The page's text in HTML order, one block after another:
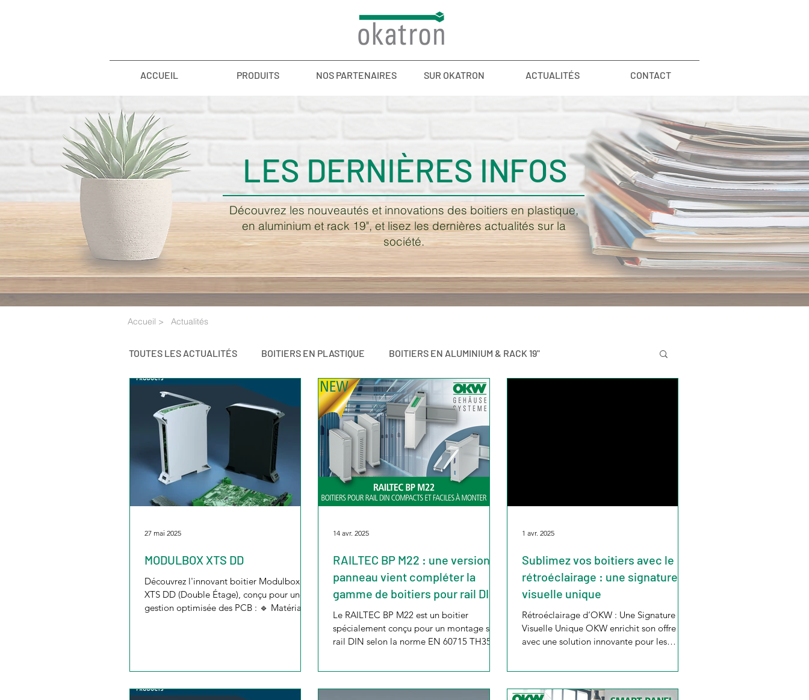
ACCUEIL PRODUITS NOS PARTENAIRES SUR OKATRON ACTUALITÉS CONTACT
LES DERNIÈRES INFOS
Découvrez les nouveautés et innovations des boitiers en plastique,
en aluminium et rack 19", et lisez les dernières actualités sur la
société.
Accueil > Actualités
TOUTES LES ACTUALITÉS BOITIERS EN PLASTIQUE BOITIERS EN ALUMINIUM & RACK 19"
BOUTONS DE COMMANDE MAISON & DOMOTIQUE / AUTOMATISME Blog
MODULBOX XTS DD
Découvrez l'innovant boitier Modulbox
XTS DD (Double Étage), conçu pour une
gestion optimisée des PCB : 🔹 Matériau :
27 mai 2025
RAILTEC BP M22 : une version
panneau vient compléter la
gamme de boitiers pour rail DIN.
Le RAILTEC BP M22 est un boitier
spécialement conçu pour un montage sur
rail DIN selon la norme EN 60715 TH35.
14 avr. 2025
Sublimez vos boitiers avec le
rétroéclairage : une signature
visuelle unique
Rétroéclairage d‘OKW : Une Signature
Visuelle Unique OKW enrichit son offre
avec une solution innovante pour les
1 avr. 2025